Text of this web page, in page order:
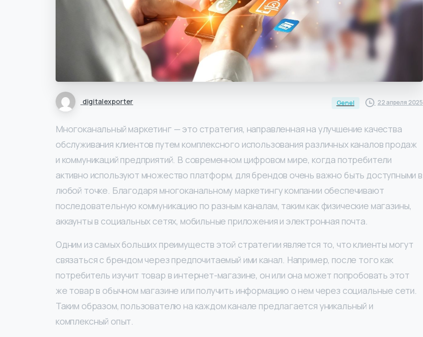
digitalexporter Genel 22 апреля 2025
Многоканальный маркетинг — это стратегия, направленная на улучшение качества
обслуживания клиентов путем комплексного использования различных каналов продаж
и коммуникаций предприятий. В современном цифровом мире, когда потребители
активно используют множество платформ, для брендов очень важно быть доступными в
любой точке. Благодаря многоканальному маркетингу компании обеспечивают
последовательную коммуникацию по разным каналам, таким как физические магазины,
аккаунты в социальных сетях, мобильные приложения и электронная почта.
Одним из самых больших преимуществ этой стратегии является то, что клиенты могут
связаться с брендом через предпочитаемый ими канал. Например, после того как
потребитель изучит товар в интернет-магазине, он или она может попробовать этот
же товар в обычном магазине или получить информацию о нем через социальные сети.
Таким образом, пользователю на каждом канале предлагается уникальный и
комплексный опыт.